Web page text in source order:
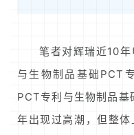
笔者对辉瑞近10
与生物制品基础PCT
PCT专利与生物制品
年出现过高潮，但整